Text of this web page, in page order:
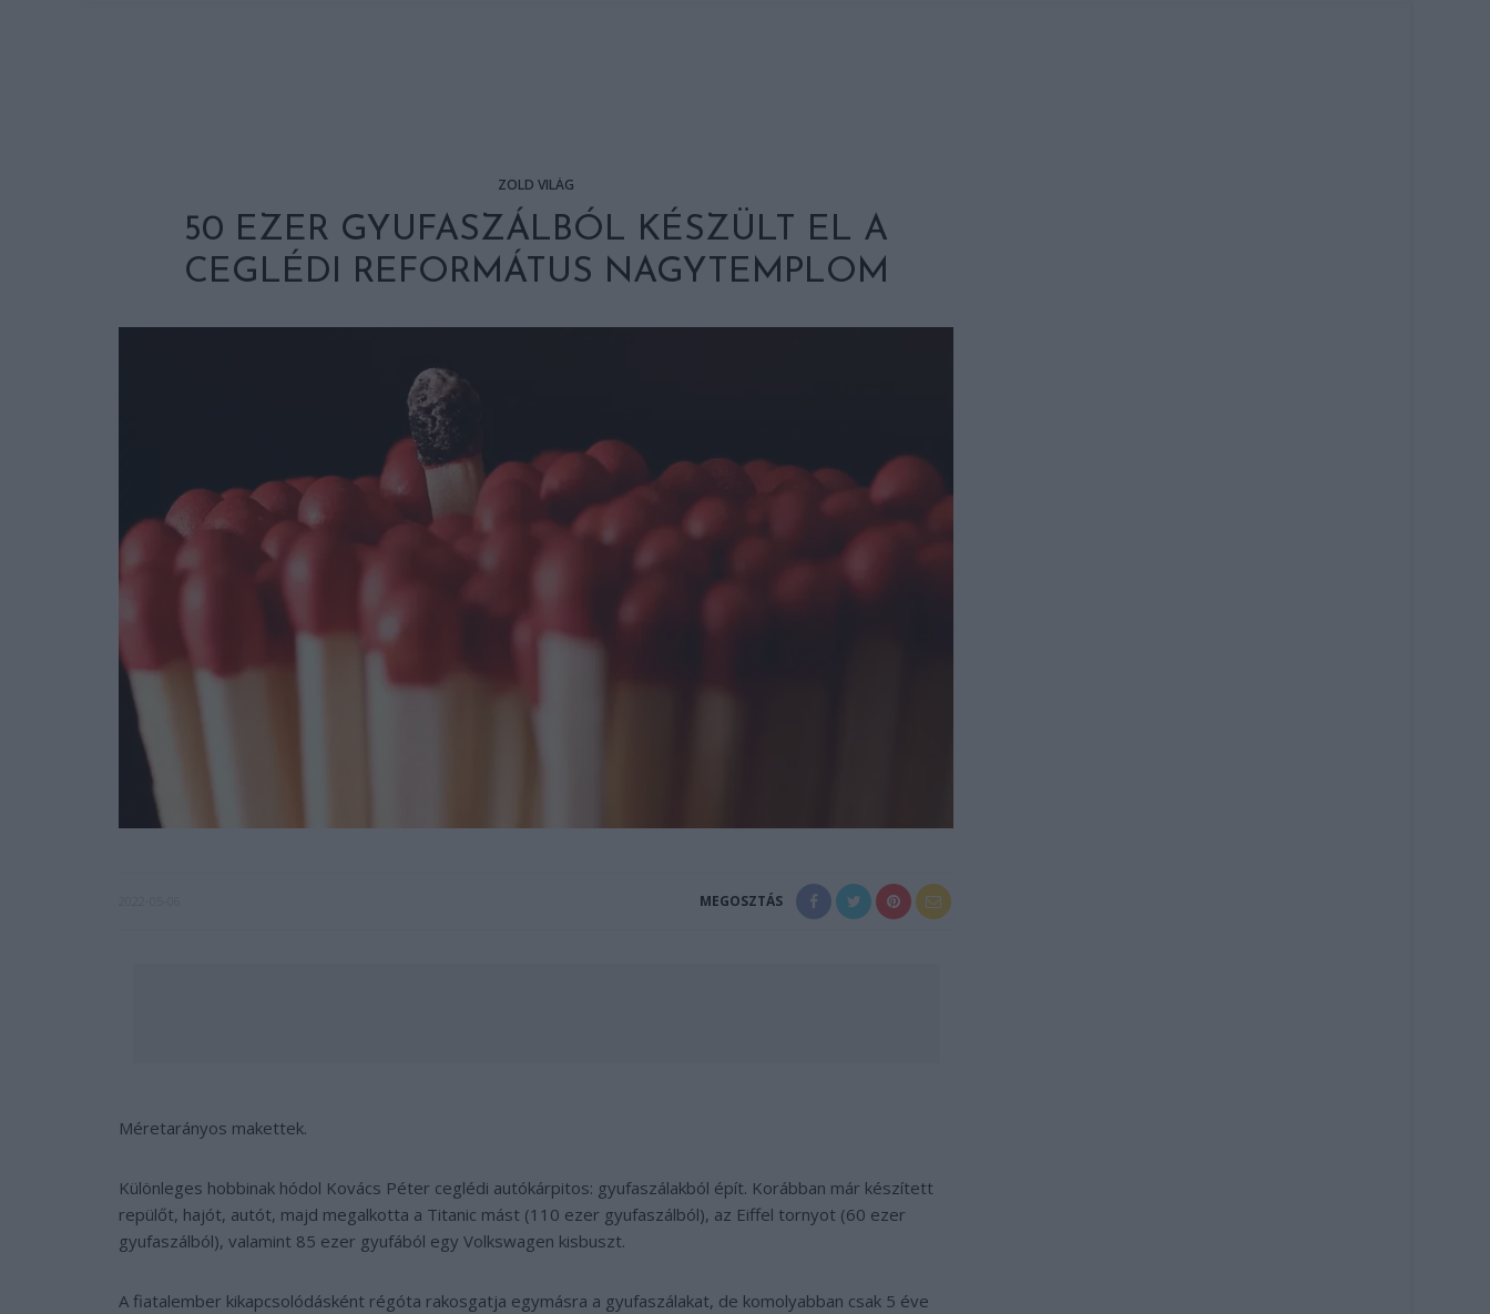
ZÖLD VILÁG
50 EZER GYUFASZÁLBÓL KÉSZÜLT EL A
CEGLÉDI REFORMÁTUS NAGYTEMPLOM
MEGOSZTÁS
Méretarányos makettek.
Különleges hobbinak hódol Kovács Péter ceglédi autókárpitos: gyufaszálakból épít. Korábban már készített
repülőt, hajót, autót, majd megalkotta a Titanic mást (110 ezer gyufaszálból), az Eiffel tornyot (60 ezer
gyufaszálból), valamint 85 ezer gyufából egy Volkswagen kisbuszt.
A fiatalember kikapcsolódásként régóta rakosgatja egymásra a gyufaszálakat, de komolyabban csak 5 éve